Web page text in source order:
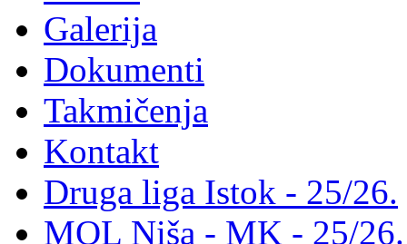
Galerija
Dokumenti
Takmičenja
Kontakt
Druga liga Istok - 25/26.
MOL Niša - MK - 25/26.